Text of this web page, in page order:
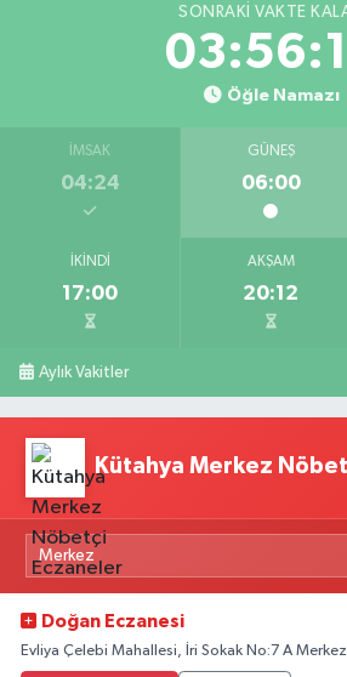
SONRAKI VAKTE
Öğle Namazı
İMSAK
04:24
GÜNEŞ
06:00
İKINDI
17:00
AKŞAM
20:12
Aylık Vakitler
Kütahya Merkez
Doğan Eczanesi
Evliya Çelebi Mahallesi, İri Sokak No:7 A